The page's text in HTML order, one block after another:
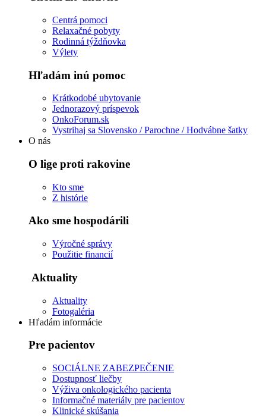
Centrá pomoci
Relaxačné pobyty
Rodinná týždňovka
Výlety
Hľadám inú pomoc
Krátkodobé ubytovanie
Jednorazový príspevok
OnkoForum.sk
Vystrihaj sa Slovensko / Parochne / Hodvábne šatky
O nás
O lige proti rakovine
Kto sme
Z histórie
Ako sme hospodárili
Výročné správy
Použitie financií
Aktuality
Aktuality
Fotogaléria
Hľadám informácie
Pre pacientov
SOCIÁLNE ZABEZPEČENIE
Dostupnosť liečby
Výživa onkologického pacienta
Informačné materiály pre pacientov
Klinické skúšania